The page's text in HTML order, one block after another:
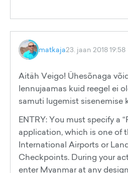
matkaja23. jaan 2018 19:58
Aitäh Veigo! Ühesõnaga
lennujaamas kuid reegel ei
samuti lugemist sisenemise
ENTRY: You must specify a
application, which is one of
International Airports or
Checkpoints. During your
enter Myanmar at any